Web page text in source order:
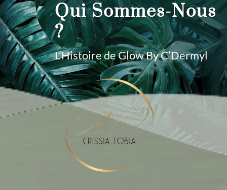
Qui Sommes-Nous
?
L’Histoire de Glow By C’Dermyl